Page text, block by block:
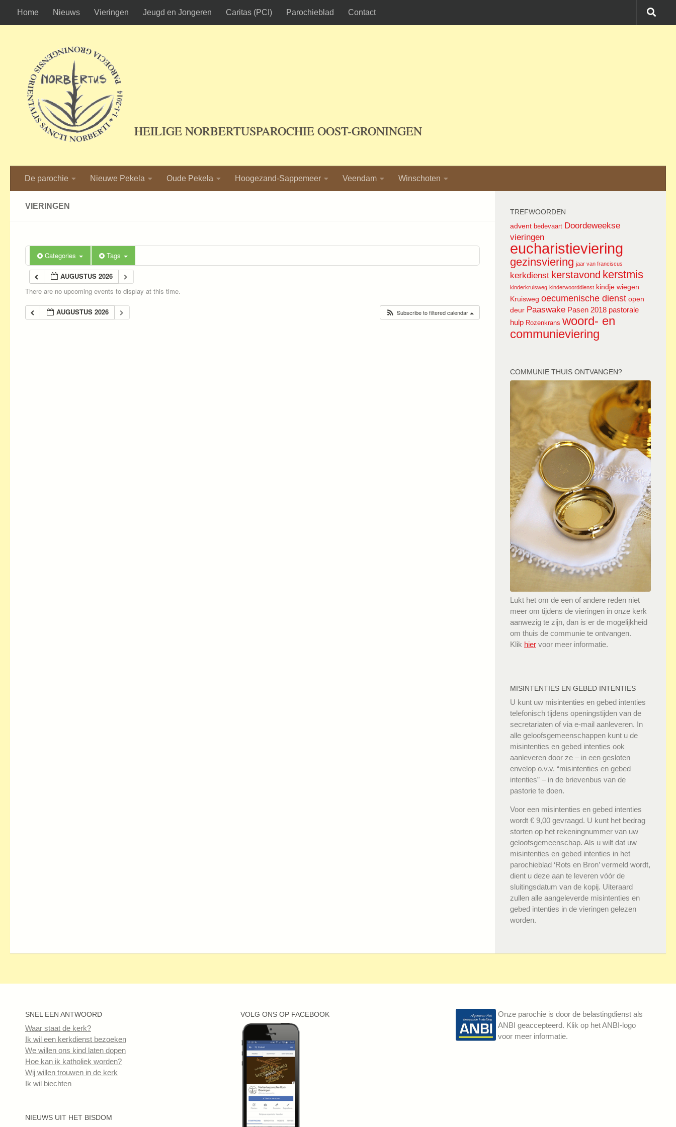
Ga naar de inhoud
Home Nieuws Vieringen Jeugd en Jongeren Caritas (PCI) Parochieblad Contact
HEILIGE NORBERTUSPAROCHIE OOST-GRONINGEN
De parochie Nieuwe Pekela Oude Pekela Hoogezand-Sappemeer Veendam Winschoten
VIERINGEN
Categories Tags
AUGUSTUS 2026
There are no upcoming events to display at this time.
AUGUSTUS 2026 Subscribe to filtered calendar
TREFWOORDEN
advent bedevaart Doordeweekse
vieringen
eucharistieviering
gezinsviering jaar van franciscus
kerkdienst kerstavond kerstmis
kinderkruisweg kinderwoorddienst kindje wiegen
Kruisweg oecumenische dienst open
deur Paaswake Pasen 2018 pastorale
hulp Rozenkrans woord- en
communieviering
COMMUNIE THUIS ONTVANGEN?
Lukt het om de een of andere reden niet
meer om tijdens de vieringen in onze kerk
aanwezig te zijn, dan is er de mogelijkheid
om thuis de communie te ontvangen.
Klik hier voor meer informatie.
MISINTENTIES EN GEBED INTENTIES
U kunt uw misintenties en gebed intenties
telefonisch tijdens openingstijden van de
secretariaten of via e-mail aanleveren. In
alle geloofsgemeenschappen kunt u de
misintenties en gebed intenties ook
aanleveren door ze – in een gesloten
envelop o.v.v. “misintenties en gebed
intenties” – in de brievenbus van de
pastorie te doen.
Voor een misintenties en gebed intenties
wordt € 9,00 gevraagd. U kunt het bedrag
storten op het rekeningnummer van uw
geloofsgemeenschap. Als u wilt dat uw
misintenties en gebed intenties in het
parochieblad ‘Rots en Bron’ vermeld wordt,
dient u deze aan te leveren vóór de
sluitingsdatum van de kopij. Uiteraard
zullen alle aangeleverde misintenties en
gebed intenties in de vieringen gelezen
worden.
SNEL EEN ANTWOORD
Waar staat de kerk?
Ik wil een kerkdienst bezoeken
We willen ons kind laten dopen
Hoe kan ik katholiek worden?
Wij willen trouwen in de kerk
Ik wil biechten
NIEUWS UIT HET BISDOM
VOLG ONS OP FACEBOOK
Onze parochie is door de belastingdienst als
ANBI geaccepteerd. Klik op het ANBI-logo
voor meer informatie.